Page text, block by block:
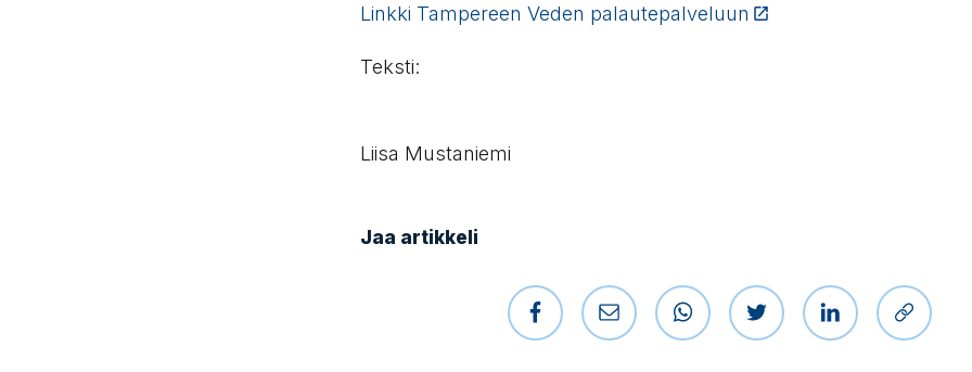
Linkki Tampereen Veden palautepalveluun
Teksti:
Liisa Mustaniemi
Jaa artikkeli
Jaa Facebookissa
Jaa sähköpostilla
Jaa WhatsAppissa
Jaa TwitterissäJaa LinkedInissä
Kopioi